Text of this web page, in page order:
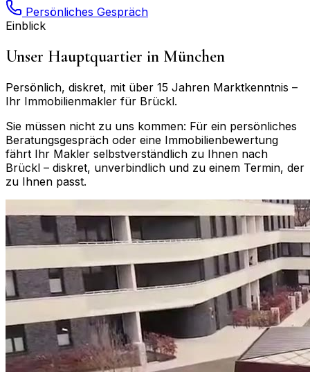
Persönliches Gespräch
Einblick
Unser Hauptquartier in München
Persönlich, diskret, mit über 15 Jahren Marktkenntnis –
Ihr Immobilienmakler für Brückl.
Sie müssen nicht zu uns kommen: Für ein persönliches
Beratungsgespräch oder eine Immobilienbewertung
fährt Ihr Makler selbstverständlich zu Ihnen nach
Brückl – diskret, unverbindlich und zu einem Termin, der
zu Ihnen passt.